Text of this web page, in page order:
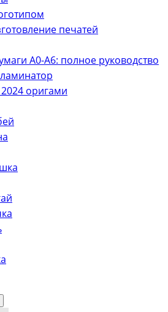
печатей
А0-А6: полное руководство
оригами